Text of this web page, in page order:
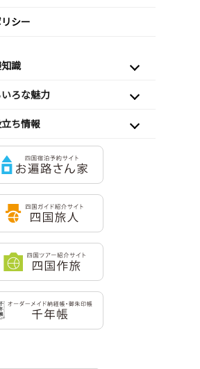
シー
識
ろな魅力
ち情報